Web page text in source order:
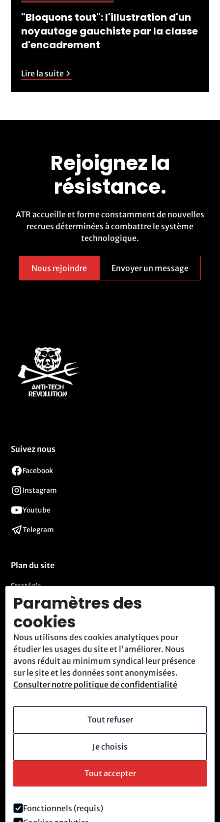
"Bloquons tout": l'illustration d'un
noyautage gauchiste par la classe
d'encadrement
Lire la suite
Rejoignez la
résistance.
ATR accueille et forme constamment de nouvelles
recrues déterminées à combattre le système
technologique.
Nous rejoindre Envoyer un message
Suivez nous
Facebook
Instagram
Youtube
Telegram
Plan du site
Stratégie
Activités
Blog
Contact
Nous rencontrer
Devenir membre
Mentions légales et politique de confidentialité
Paramètres des
cookies
Nous utilisons des cookies analytiques pour
étudier les usages du site et l'améliorer. Nous
avons réduit au minimum syndical leur présence
sur le site et les données sont anonymisées.
Consulter notre politique de confidentialité
Tout refuser
Je choisis
Tout accepter
Fonctionnels (requis)